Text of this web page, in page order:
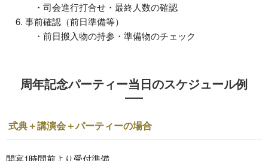
・司会進行打合せ・最終人数の確認
事前確認（前日準備等）
・前日搬入物の持参・準備物のチェック
周年記念パーティー当日のスケジュール例
式典＋講演会＋パーティーの場合
開宴1時間前より受付準備